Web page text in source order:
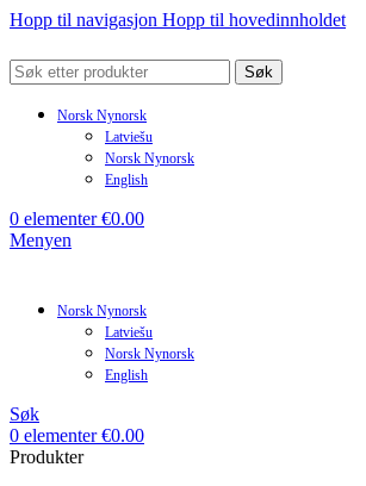
Hopp til navigasjon Hopp til hovedinnholdet
Søk
Norsk Nynorsk
Latviešu
Norsk Nynorsk
English
0 elementer €0.00
Menyen
Norsk Nynorsk
Latviešu
Norsk Nynorsk
English
Søk
0 elementer €0.00
Produkter